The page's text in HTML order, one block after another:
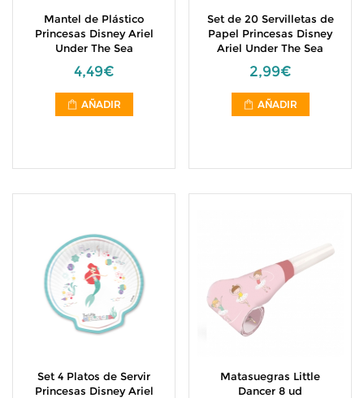
Mantel de Plástico
Princesas Disney Ariel
Under The Sea
4,49€
AÑADIR
Set de 20 Servilletas de
Papel Princesas Disney
Ariel Under The Sea
2,99€
AÑADIR
Set 4 Platos de Servir
Princesas Disney Ariel
Matasuegras Little
Dancer 8 ud